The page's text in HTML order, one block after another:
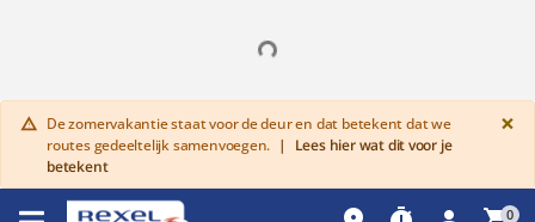
warning De zomervakantie staat voor de deur en dat betekent dat we
routes gedeeltelijk samenvoegen. |
Lees hier wat dit voor je
betekent
×
0